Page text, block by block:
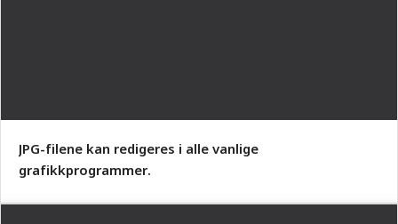
JPG-filene kan redigeres i alle vanlige
grafikkprogrammer.